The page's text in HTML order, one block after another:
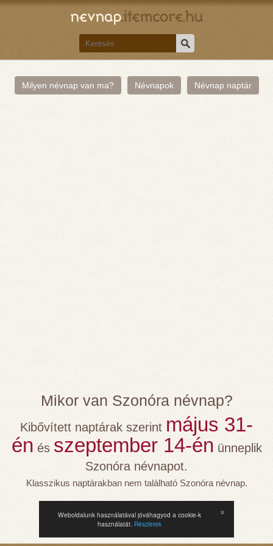
Weboldalunk használatával jóváhagyod a cookie-k
használatát. Részletek
Milyen névnap van ma? Névnapok Névnap naptár
Mikor van Szonóra névnap?
Kibővített naptárak szerint május 31-
én és szeptember 14-én ünneplik
Szonóra névnapot.
Klasszikus naptárakban nem található Szonóra névnap.